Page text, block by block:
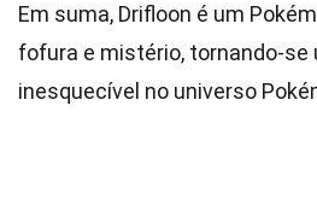
Em suma, Drifloon é um
fofura e mistério, tornando-se
inesquecível no universo